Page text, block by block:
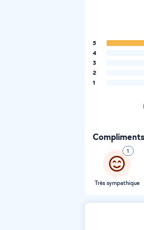
5
4
3
2
1
1
Très sympathique